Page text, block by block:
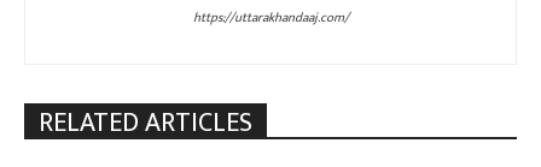
https://uttarakhandaaj.com/
RELATED ARTICLES